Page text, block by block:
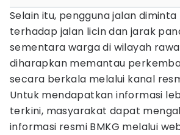
Selain itu, pengguna jalan
terhadap jalan licin dan jarak
sementara warga di wilayah
diharapkan memantau
secara berkala melalui kanal
Untuk mendapatkan informasi
terkini, masyarakat dapat
informasi resmi BMKG melalui